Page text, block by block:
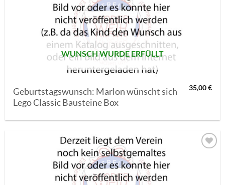
WUNSCH WURDE ERFÜLLT
Geburtstagswunsch: Marlon wünscht sich
Lego Classic Bausteine Box
35,00€